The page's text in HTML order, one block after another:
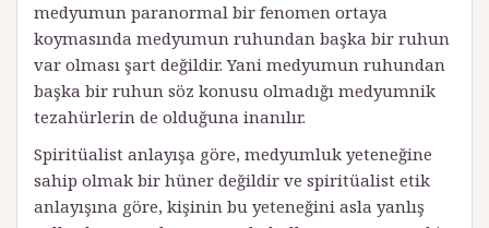
medyumun paranormal bir fenomen ortaya
koymasında medyumun ruhundan başka bir ruhun
var olması şart değildir. Yani medyumun ruhundan
başka bir ruhun söz konusu olmadığı medyumnik
tezahürlerin de olduğuna inanılır.
Spiritüalist anlayışa göre, medyumluk yeteneğine
sahip olmak bir hüner değildir ve spiritüalist etik
anlayışına göre, kişinin bu yeteneğini asla yanlış